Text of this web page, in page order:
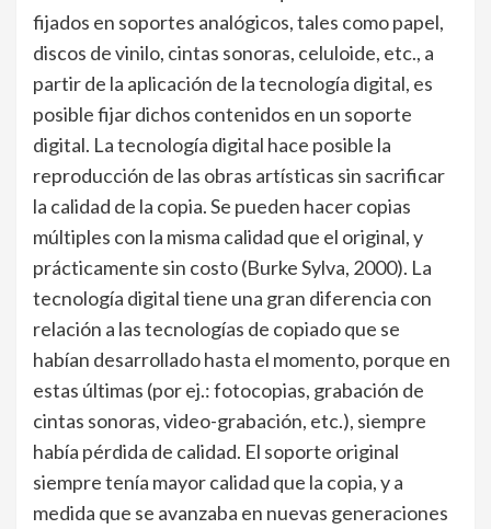
fijados en soportes analógicos, tales como papel,
discos de vinilo, cintas sonoras, celuloide, etc., a
partir de la aplicación de la tecnología digital, es
posible fijar dichos contenidos en un soporte
digital. La tecnología digital hace posible la
reproducción de las obras artísticas sin sacrificar
la calidad de la copia. Se pueden hacer copias
múltiples con la misma calidad que el original, y
prácticamente sin costo (Burke Sylva, 2000). La
tecnología digital tiene una gran diferencia con
relación a las tecnologías de copiado que se
habían desarrollado hasta el momento, porque en
estas últimas (por ej.: fotocopias, grabación de
cintas sonoras, video-grabación, etc.), siempre
había pérdida de calidad. El soporte original
siempre tenía mayor calidad que la copia, y a
medida que se avanzaba en nuevas generaciones